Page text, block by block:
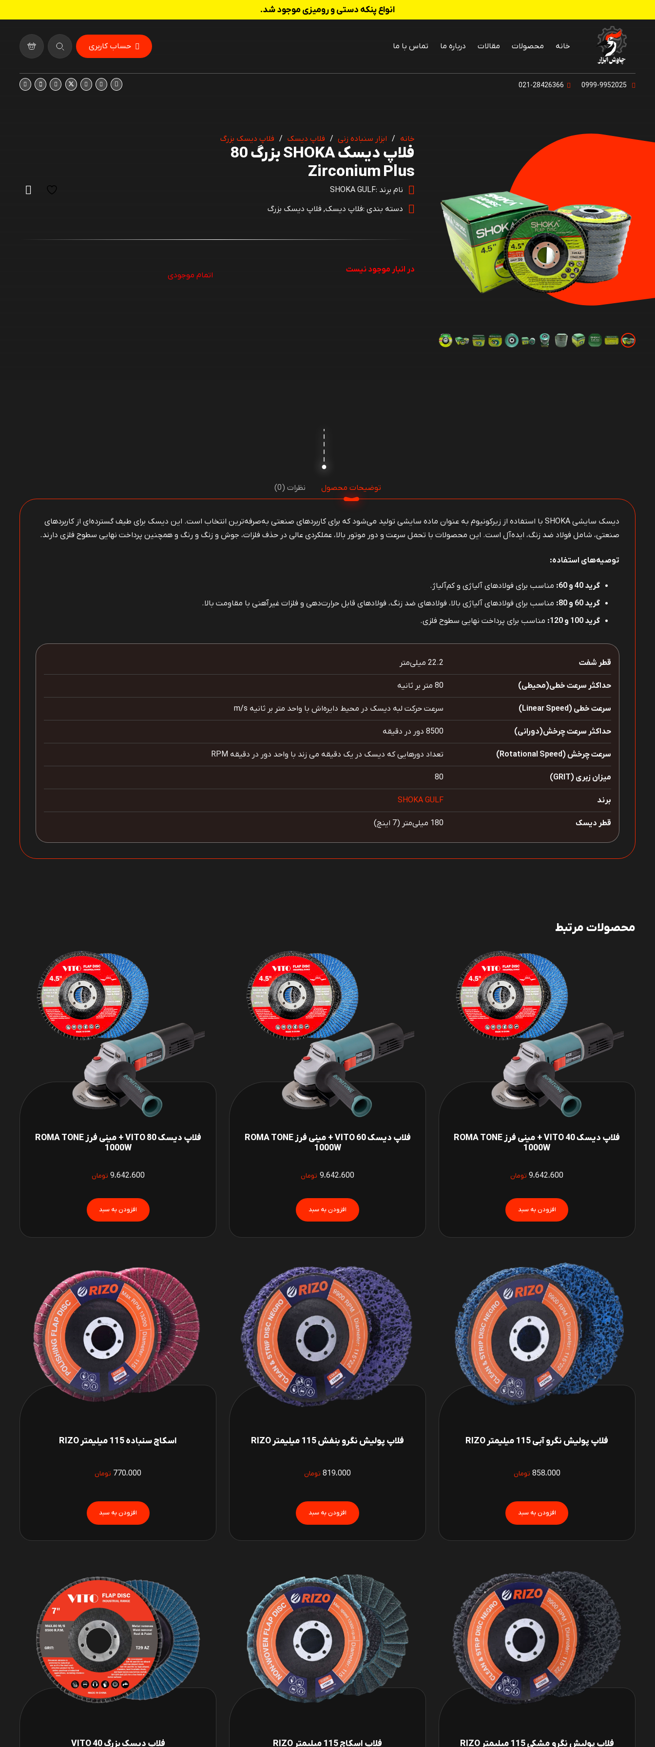
انواع پنکه دستی و رومیزی موجود شد.
خانه محصولات مقالات درباره ما تماس با ما حساب کاربری
021-28426366
خانه / ابزار سنباده زنی / فلاپ دیسک / فلاپ دیسک بزرگ
فلاپ دیسک SHOKA بزرگ 80
Zirconium Plus
نام برند :SHOKA GULF
دسته بندی :فلاپ دیسک, فلاپ دیسک بزرگ
در انبار موجود نیست
اتمام موجودی
توضیحات محصول نظرات (0)
دیسک سایشی SHOKA با استفاده از زیرکونیوم به عنوان ماده سایشی تولید می‌شود که برای کاربردهای صنعتی به‌صرفه‌ترین انتخاب است. این دیسک برای طیف گسترده‌ای از کاربردهای
صنعتی، شامل فولاد ضد زنگ، ایده‌آل است. این محصولات با تحمل سرعت و دور موتور بالا، عملکردی عالی در حذف فلزات، جوش و زنگ و رنگ و همچنین پرداخت نهایی سطوح فلزی دارند.
توصیه‌های استفاده:
گرید و 60 : مناسب برای فولادهای آلیاژی و کم‌آلیاژ.
گرید
و 80 : مناسب برای فولادهای آلیاژی بالا، فولادهای ضد زنگ، فولادهای قابل حرارت‌دهی و فلزات غیرآهنی با مقاومت بالا.
گرید
و 120 : مناسب برای پرداخت نهایی سطوح فلزی.
قطر شفت 22.2 میلی‌متر
حداکثر سرعت خطی(محیطی) 80 متر بر ثانیه
سرعت خطی (Linear Speed) سرعت حرکت لبه دیسک در محیط دایره‌اش با واحد متر بر ثانیه m/s
حداکثر سرعت چرخش(دورانی) 8500 دور در دقیقه
سرعت چرخش (Rotational Speed) تعداد دورهایی که دیسک در یک دقیقه می زند با واحد دور در دقیقه RPM
میزان زبری (GRIT) 80
برند SHOKA GULF
قطر دیسک 180 میلی‌متر (7 اینچ)
محصولات مرتبط
فلاپ دیسک 40 VITO + مینی فرز ROMA TONE
1000W
9،642،600 تومان
فلاپ دیسک 60 VITO + مینی فرز ROMA TONE
1000W
9،642،600 تومان
فلاپ دیسک 80 VITO + مینی فرز ROMA TONE
1000W
9،642،600 تومان
فلاپ پولیش نگرو آبی 115 میلیمتر RIZO
858،000 تومان
فلاپ پولیش نگرو بنفش 115 میلیمتر RIZO
819،000 تومان
اسکاچ سنباده 115 میلیمتر RIZO
770،000 تومان
فلاپ پولیش نگرو مشکی 115 میلیمتر RIZO فلاپ اسکاچ 115 میلیمتر RIZO فلاپ دیسک بزرگ VITO 40